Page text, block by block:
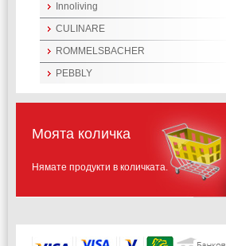
Innoliving
CULINARE
ROMMELSBACHER
PEBBLY
Моята количка
Нямате продукти в количката.